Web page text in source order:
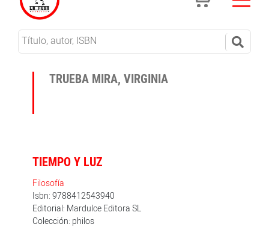
TRUEBA MIRA, VIRGINIA
TIEMPO Y LUZ
Filosofía
Isbn: 9788412543940
Editorial: Mardulce Editora SL
Colección: philos